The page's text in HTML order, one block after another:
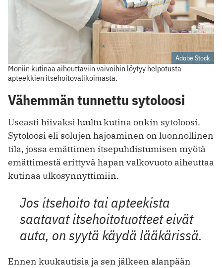
Adobe Stock
Moniin kutinaa aiheuttaviin vaivoihin löytyy helpotusta
apteekkien itsehoitovalikoimasta.
Vähemmän tunnettu sytoloosi
Useasti hiivaksi luultu kutina onkin sytoloosi.
Sytoloosi eli solujen hajoaminen on luonnollinen
tila, jossa emättimen itsepuhdistumisen myötä
emättimestä erittyvä hapan valkovuoto aiheuttaa
kutinaa ulkosynnyttimiin.
Jos itsehoito tai apteekista
saatavat itsehoitotuotteet eivät
auta, on syytä käydä lääkärissä.
Ennen kuukautisia ja sen jälkeen alanpään